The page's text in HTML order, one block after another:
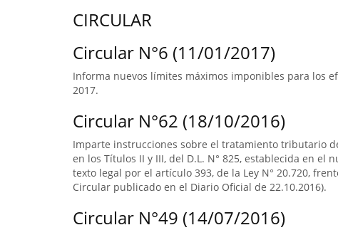
CIRCULAR
Circular N°6 (11/01/2017)
Informa nuevos límites máximos imponibles para los
2017.
Circular N°62 (18/10/2016)
Imparte instrucciones sobre el tratamiento tributario
en los Títulos II y III, del D.L. N° 825, establecida en el
texto legal por el artículo 393, de la Ley N° 20.720,
Circular publicado en el Diario Oficial de 22.10.2016).
Circular N°49 (14/07/2016)